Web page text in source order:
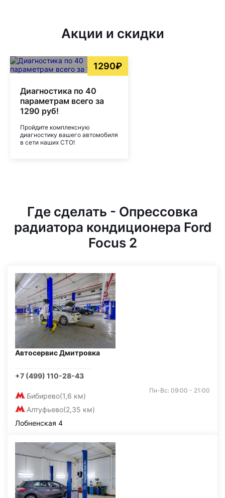
Акции и скидки
1290₽
Диагностика по 40
параметрам всего за
1290 руб!
Пройдите комплексную
диагностику вашего автомобиля
в сети наших СТО!
Где сделать - Опрессовка
радиатора кондиционера Ford
Focus 2
Автосервис Дмитровка
+7 (499) 110-28-43
Бибирево(1,6 км)
Алтуфьево(2,35 км)
Пн-Вс: 09:00 - 21:00
Лобненская 4